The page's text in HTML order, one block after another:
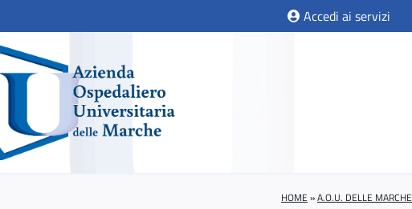
Accedi ai servizi
HOME »A.O.U. DELLE MARCHE